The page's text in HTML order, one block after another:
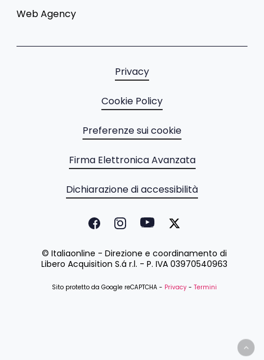
Web Agency
Privacy
Cookie Policy
Preferenze sui cookie
Firma Elettronica Avanzata
Dichiarazione di accessibilità
© Italiaonline - Direzione e coordinamento di
Libero Acquisition S.á r.l. - P. IVA 03970540963
Sito protetto da Google reCAPTCHA - Privacy - Termini